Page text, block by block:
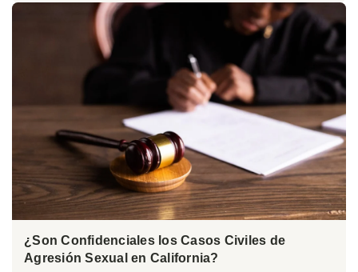
¿Son Confidenciales los Casos Civiles de
Agresión Sexual en California?